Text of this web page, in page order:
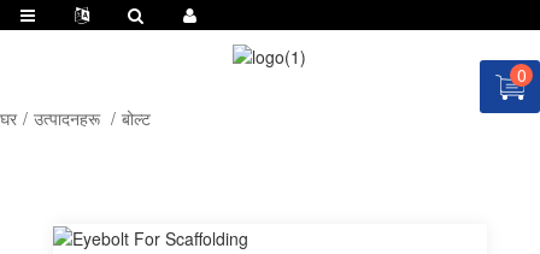
0
घर
उत्पादनहरू बोल्ट